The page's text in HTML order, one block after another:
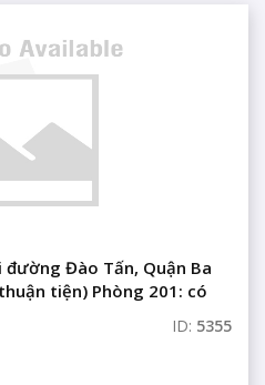
Đào Tấn, Quận Ba
tiện) Phòng 201: có
ID: 5355